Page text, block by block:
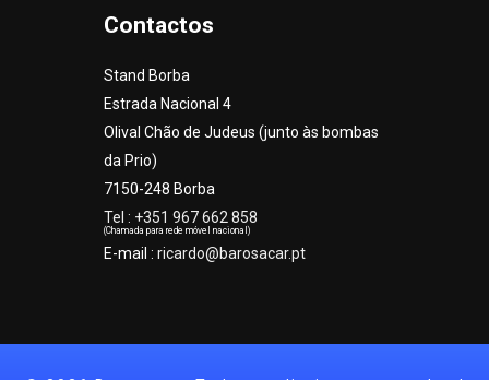
Contactos
Stand Borba
Estrada Nacional 4
Olival Chão de Judeus (junto às bombas
da Prio)
7150-248 Borba
Tel : +351 967 662 858
(Chamada para rede móvel nacional)
E-mail : ricardo@barosacar.pt